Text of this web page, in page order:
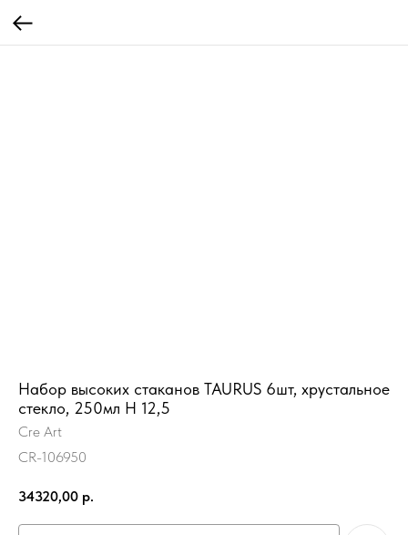
Набор высоких стаканов TAURUS 6шт, хрустальное
стекло, 250мл H 12,5
Cre Art
CR-106950
34320,00 р.